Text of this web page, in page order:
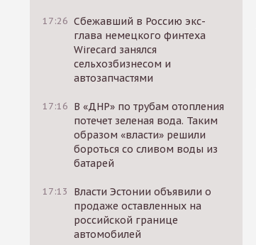
17:26 Сбежавший в Россию экс-
глава немецкого финтеха
Wirecard занялся
сельхозбизнесом и
автозапчастями
17:16 В «ДНР» по трубам отопления
потечет зеленая вода. Таким
образом «власти» решили
бороться со сливом воды из
батарей
17:13
Власти Эстонии объявили о
продаже оставленных на
российской границе
автомобилей